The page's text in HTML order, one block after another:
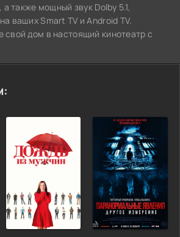
а также мощный звук Dolby 5.1,
ваших Smart TV и Android TV.
свой дом в настоящий кинотеатр с